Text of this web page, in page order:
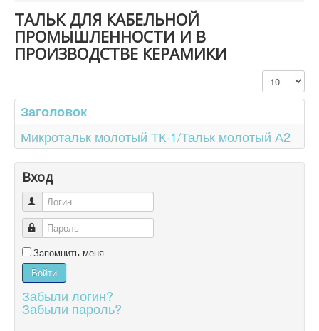
ТАЛЬК ДЛЯ КАБЕЛЬНОЙ
ПРОМЫШЛЕННОСТИ И В
ПРОИЗВОДСТВЕ КЕРАМИКИ
Кол-во
Заголовок
Микротальк молотый ТК-1/Тальк молотый А2
Вход
Логин
Пароль
Запомнить меня
Войти
Забыли логин?
Забыли пароль?